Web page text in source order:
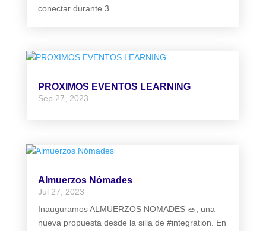
conectar durante 3...
PROXIMOS EVENTOS LEARNING
Sep 27, 2023
Almuerzos Nómades
Jul 27, 2023
Inauguramos ALMUERZOS NOMADES 🥗, una
nueva propuesta desde la silla de #integration. En